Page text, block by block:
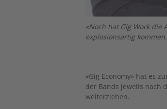
«Noch hat Gig Work
explosionsartig
«Gig Economy» hat es
der Bands jeweils nach
weiterziehen.